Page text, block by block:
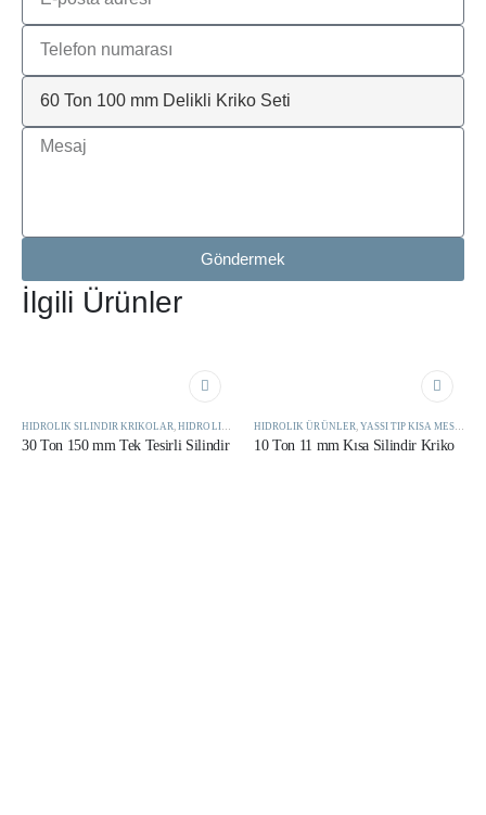
Göndermek
İlgili Ürünler
HIDROLIK SILINDIR KRIKOLAR ,HIDROLIK ÜRÜNLER
30 Ton 150 mm Tek Tesirli Silindir
HIDROLIK ÜRÜNLER YASSI TIP KISA MESAFE KRIKOLAR
10 Ton 11 mm Kısa Silindir Kriko